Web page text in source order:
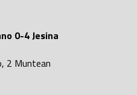
0-4 Jesina
2 Muntean